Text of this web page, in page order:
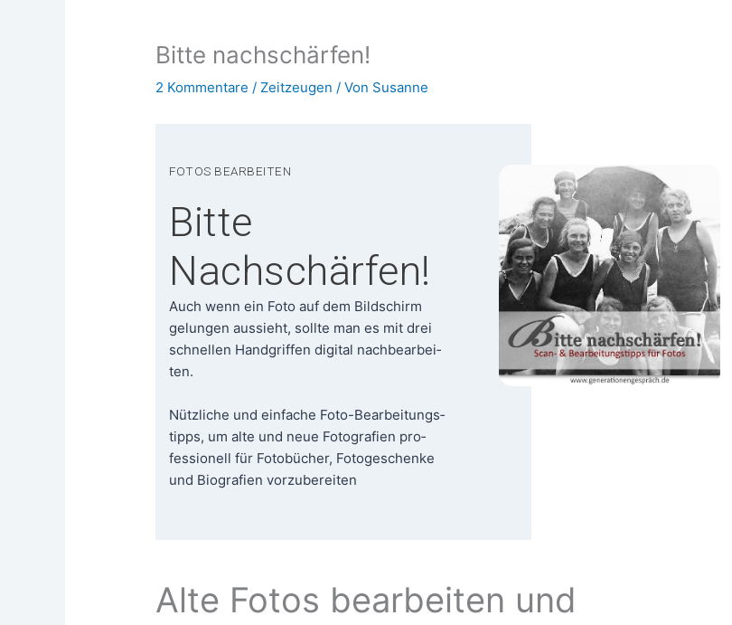
Bitte nachschärfen!
2 Kommentare /Zeitzeugen / Von Susanne
FOTOS BEAR­BEI­TEN
Bitte
Nachschärfen!
Auch wenn ein Foto auf dem Bild­schirm
gelun­gen aus­sieht, soll­te man es mit drei
schnel­len Hand­grif­fen digi­tal nach­be­ar­bei­
ten.
Nütz­li­che und ein­fa­che Foto-Bear­bei­tungs­
tipps, um alte und neue Foto­gra­fien pro­
fes­sio­nell für Foto­bü­cher, Foto­ge­schen­ke
und Bio­gra­fien vorzubereiten
Alte Fotos bearbeiten und